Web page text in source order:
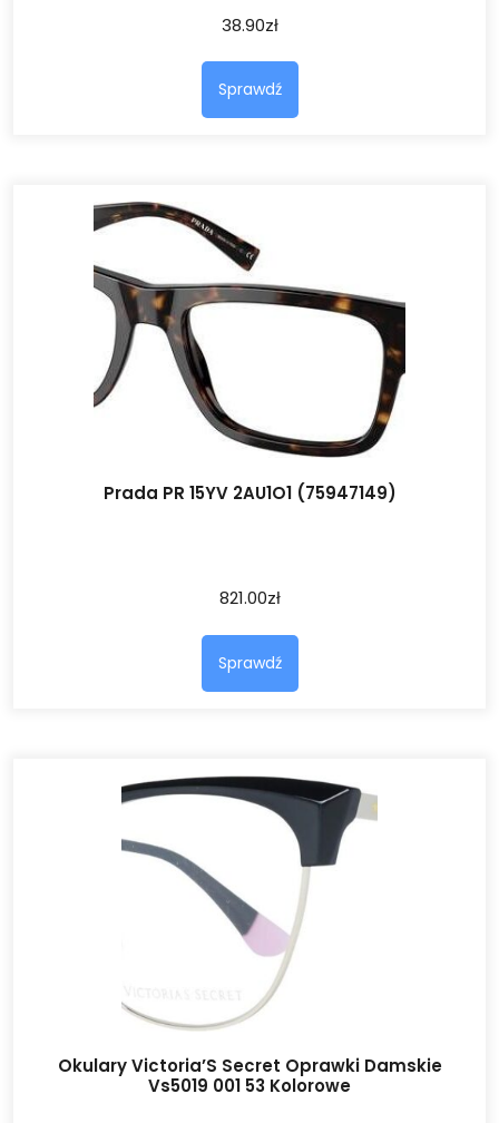
38.90zł
Sprawdź
Prada PR 15YV 2AU1O1 (75947149)
821.00zł
Sprawdź
Okulary Victoria’S Secret Oprawki Damskie
Vs5019 001 53 Kolorowe